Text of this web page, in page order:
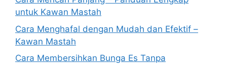
untuk Kawan Mastah
Cara Menghafal dengan Mudah dan Efektif –
Kawan Mastah
Cara Membersihkan Bunga Es Tanpa